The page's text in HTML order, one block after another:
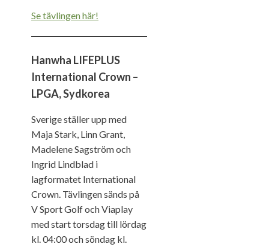
Se tävlingen här!
Hanwha LIFEPLUS
International Crown –
LPGA, Sydkorea
Sverige ställer upp med
Maja Stark, Linn Grant,
Madelene Sagström och
Ingrid Lindblad i
lagformatet International
Crown. Tävlingen sänds på
V Sport Golf och Viaplay
med start torsdag till lördag
kl. 04:00 och söndag kl.